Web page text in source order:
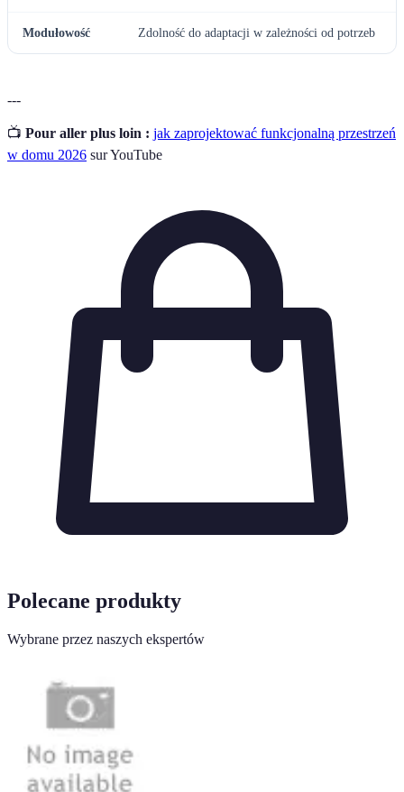
Modułowość Zdolność do adaptacji w zależności od potrzeb
---
📺 Pour aller plus loin : jak zaprojektować funkcjonalną przestrzeń
w domu 2026 sur YouTube
Polecane produkty
Wybrane przez naszych ekspertów